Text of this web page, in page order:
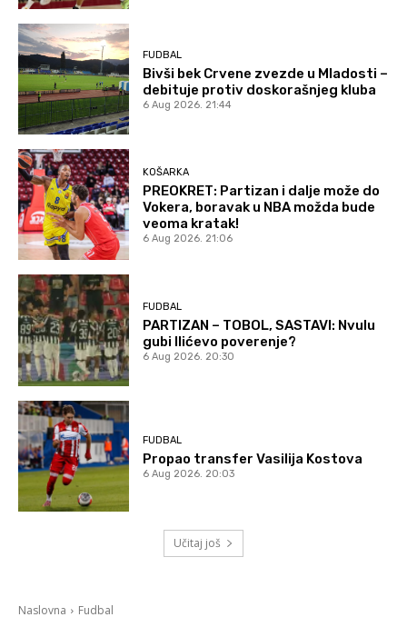
FUDBAL
Bivši bek Crvene zvezde u Mladosti –
debituje protiv doskorašnjeg kluba
6 Aug 2026. 21:44
KOŠARKA
PREOKRET: Partizan i dalje može do
Vokera, boravak u NBA možda bude
veoma kratak!
6 Aug 2026. 21:06
FUDBAL
PARTIZAN – TOBOL, SASTAVI: Nvulu
gubi Ilićevo poverenje?
6 Aug 2026. 20:30
FUDBAL
Propao transfer Vasilija Kostova
6 Aug 2026. 20:03
Učitaj još